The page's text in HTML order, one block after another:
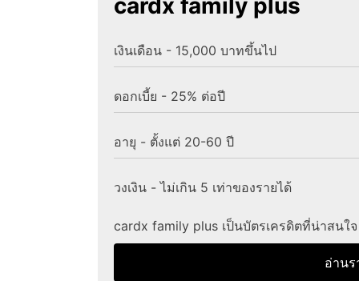
เงินเดือน - 15,000 บาทขึ้นไป
ดอกเบี้ย - 25% ต่อปี
อายุ - ตั้งแต่ 20-60 ปี
วงเงิน - ไม่เกิน 5 เท่าของรายได้
cardx family plus เป็นบัตรเครดิตที่น่าสนใจ
อ่านร